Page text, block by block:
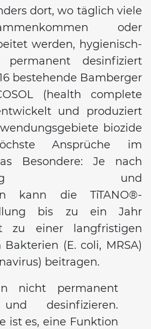
dort, wo täglich viele
oder
werden, hygienisch-
permanent desinfiziert
bestehende Bamberger
(health complete
und produziert
biozide
Ansprüche im
Besondere: Je nach
und
kann die TiTANO®-
bis zu ein Jahr
zu einer langfristigen
(E. coli, MRSA)
beitragen.
nicht permanent
desinfizieren.
ist es, eine Funktion